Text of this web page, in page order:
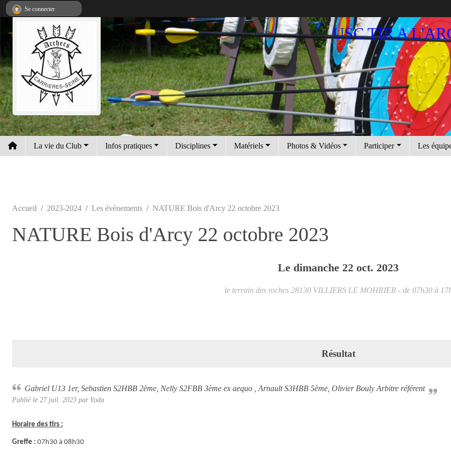
USC TIR A
La vie du Club Infos pratiques Disciplines Matériels Photos & Vidéos Participer Les
Accueil 2023-2024 Les évènements NATURE Bois d'Arcy 22 octobre 2023
NATURE Bois d'Arcy 22 octobre 2023
Le dimanche 22 oct. 2023
le terrain des roches 28130 VILLIERS LE MOHRIER - de 07h30 à
Résultat
Gabriel U13 1er, Sebastien S2HBB 2ème, Nelly S2FBB 3ème ex aequo , Arnault S3HBB 5ème, Olivier Bouly Arbitre référent
Publié le 27 juil. 2023 par Yoda
Horaire des tirs :
Greffe : 07h30 à 08h30
Se connecter
Panneau de gestion des cookies